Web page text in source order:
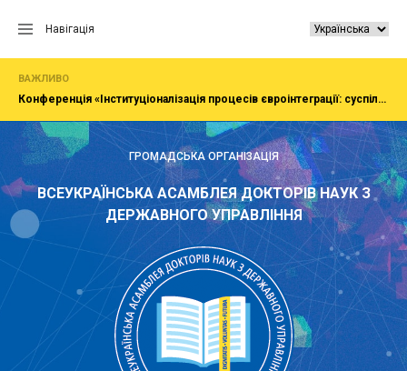
Навігація
ВАЖЛИВО
Конференція «Інституціоналізація процесів євроінтеграції: суспільство, економіка, адміністрування»
ГРОМАДСЬКА ОРГАНІЗАЦІЯ
ВСЕУКРАЇНСЬКА АСАМБЛЕЯ ДОКТОРІВ НАУК З
ДЕРЖАВНОГО УПРАВЛІННЯ